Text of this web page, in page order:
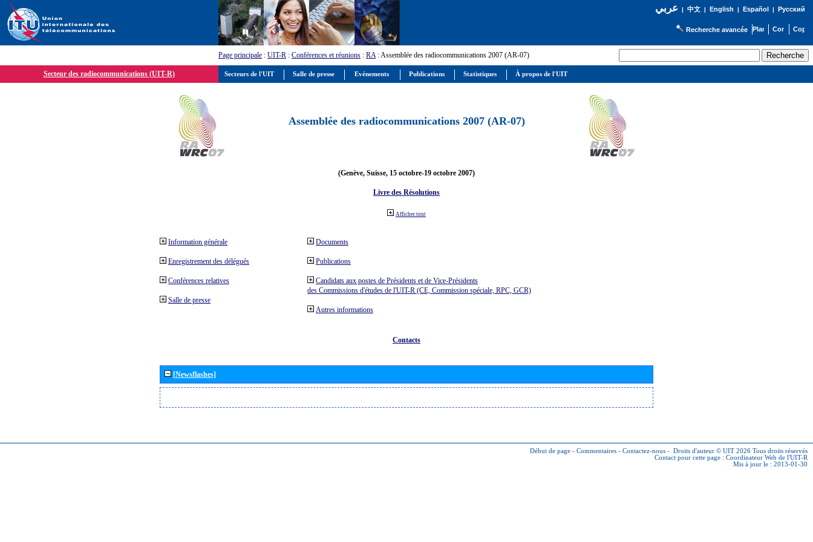
عربي| 中文| English | Español | Русский
Recherche avancée
Page principale : UIT-R : Conférences et réunions : RA: Assemblée des radiocommunications 2007 (AR-07)
Secteur des radiocommunications (UIT-R)
Assemblée des radiocommunications 2007 (AR-07)
(Genève, Suisse, 15 octobre-19 octobre 2007)
Livre des Résolutions
Afficher tout
Information générale
Enregistrement des délégués
Conférences relatives
Salle de presse
Documents
Publications
Candidats aux postes de Présidents et de Vice-Présidents
des Commissions d'études de l'UIT-R (CE, Commission spéciale, RPC, GCR)
Autres informations
Contacts
[Newsflashes]
Début de page - Commentaires - Contactez-nous - Droits d'auteur © UIT 2026 Tous droits réservés
Contact pour cette page : Coordinateur Web de l'UIT-R
Mis à jour le : 2013-01-30
Secteurs de l'UIT Salle de presse Evénements Publications Statistiques À propos de l'UIT